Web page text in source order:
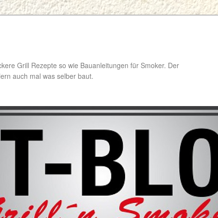
Grill Rezepte so wie Bauanleitungen für Smoker. Der
auch mal was selber baut.